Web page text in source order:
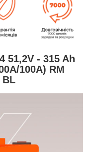
51,2V - 315 Ah
100А) RM
BL